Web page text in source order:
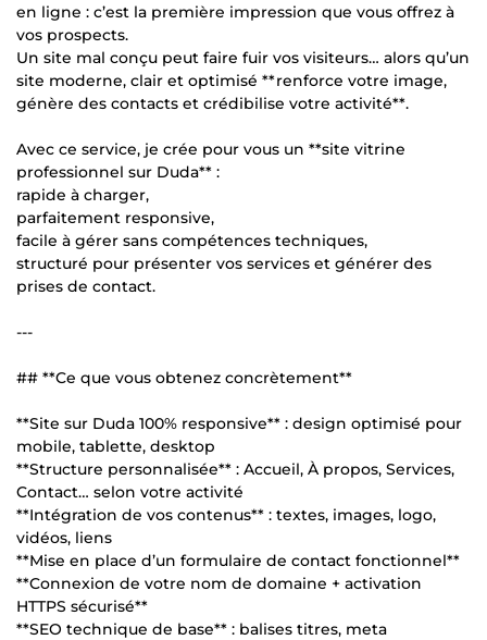
en ligne : c’est la première impression que vous offrez à
vos prospects.
Un site mal conçu peut faire fuir vos visiteurs… alors qu’un
site moderne, clair et optimisé **renforce votre image,
génère des contacts et crédibilise votre activité**.
Avec ce service, je crée pour vous un **site vitrine
professionnel sur Duda** :
rapide à charger,
parfaitement responsive,
facile à gérer sans compétences techniques,
structuré pour présenter vos services et générer des
prises de contact.
---
## **Ce que vous obtenez concrètement**
**Site sur Duda 100% responsive** : design optimisé pour
mobile, tablette, desktop
**Structure personnalisée** : Accueil, À propos, Services,
Contact… selon votre activité
**Intégration de vos contenus** : textes, images, logo,
vidéos, liens
**Mise en place d’un formulaire de contact fonctionnel**
**Connexion de votre nom de domaine + activation
HTTPS sécurisé**
**SEO technique de base** : balises titres, meta